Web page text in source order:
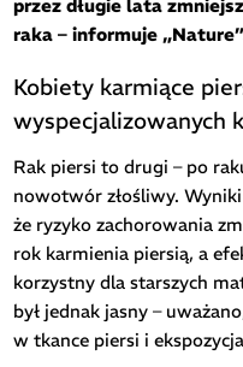
przez długie lata
raka – informuje
Kobiety karmiące
wyspecjalizowanych
Rak piersi to drugi – po
nowotwór złośliwy.
że ryzyko zachorowania
rok karmienia piersią, a
korzystny dla starszych
był jednak jasny –
w tkance piersi i